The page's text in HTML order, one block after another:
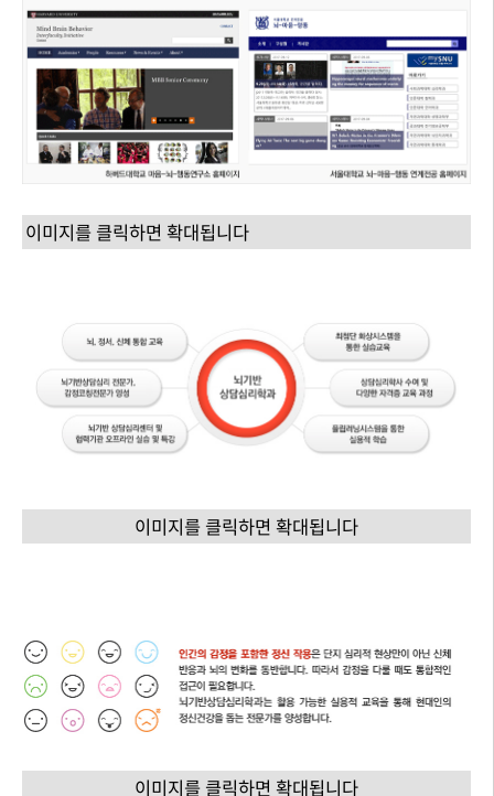
이미지를 클릭하면 확대됩니다
이미지를 클릭하면 확대됩니다
이미지를 클릭하면 확대됩니다